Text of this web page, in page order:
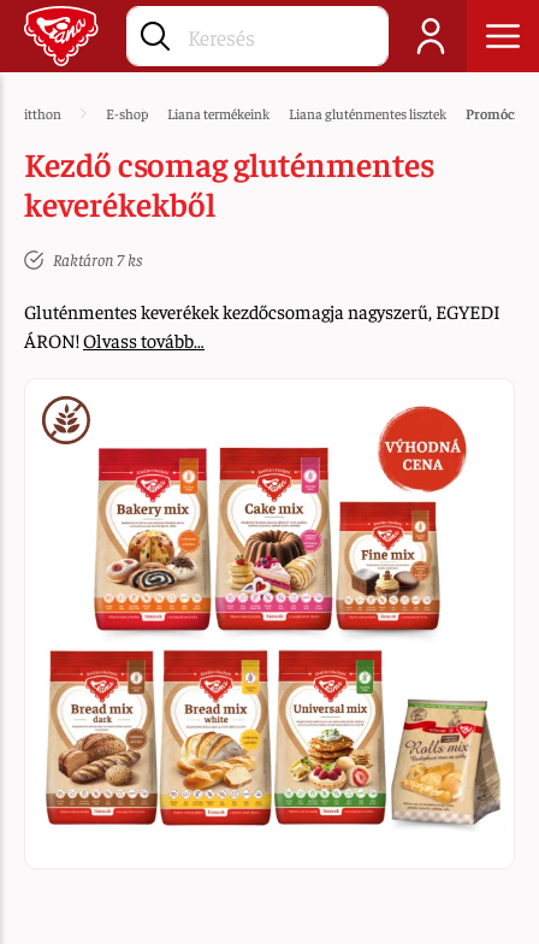
itthon E-shop Liana termékeink Liana gluténmentes lisztek Promóciós
Kezdő csomag gluténmentes
keverékekből
Raktáron 7 ks
Gluténmentes keverékek kezdőcsomagja nagyszerű, EGYEDI
ÁRON!Olvass tovább…